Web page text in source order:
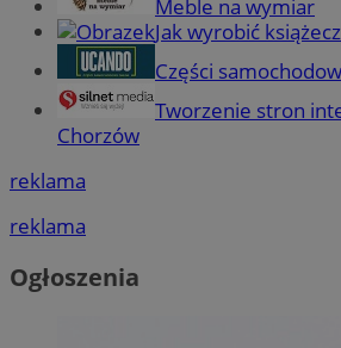
Meble na wymiar
Jak wyrobić
Części
Tworzenie stron
Chorzów
reklama
reklama
Ogłoszenia